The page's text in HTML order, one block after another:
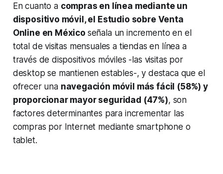
En cuanto a compras en línea mediante un
dispositivo móvil, el Estudio sobre Venta
Online en México señala un incremento en el
total de visitas mensuales a tiendas en línea a
través de dispositivos móviles -las visitas por
desktop se mantienen estables-, y destaca que el
ofrecer una navegación móvil más fácil (58%) y
proporcionar mayor seguridad (47%), son
factores determinantes para incrementar las
compras por Internet mediante smartphone o
tablet.